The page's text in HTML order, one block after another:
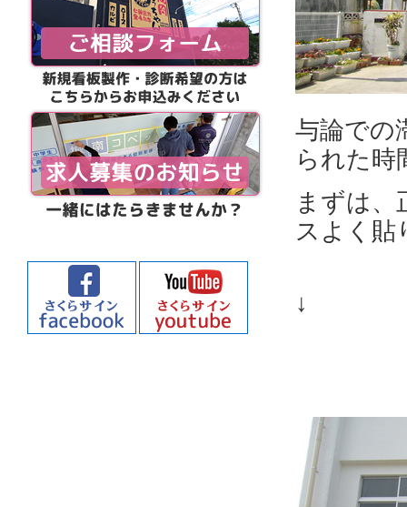
与論での
られた時
まずは、
スよく貼
↓